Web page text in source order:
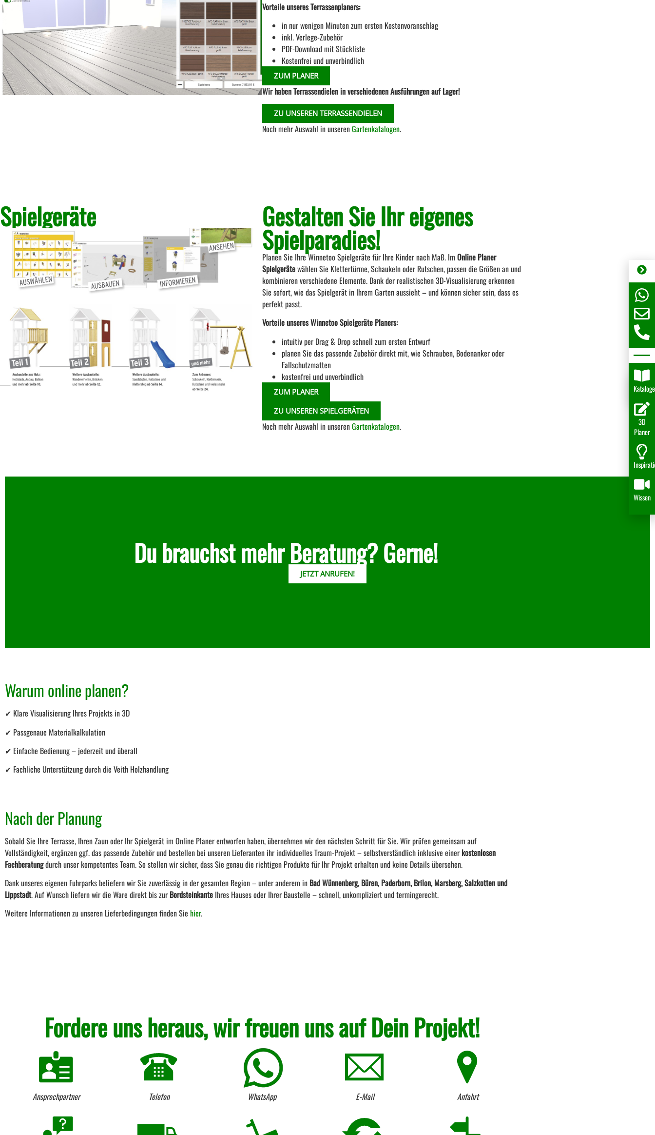
Vorteile unseres Terrassenplaners:
in nur wenigen Minuten zum ersten Kostenvoranschlag
inkl. Verlege-Zubehör
PDF-Download mit Stückliste
Kostenfrei und unverbindlich
ZUM PLANER
Wir haben Terrassendielen in verschiedenen Ausführungen auf Lager!
ZU UNSEREN TERRASSENDIELEN
Noch mehr Auswahl in unserenGartenkatalogen.
Spielgeräte Gestalten Sie Ihr eigenes
Spielparadies!
Planen Sie Ihre Winnetoo Spielgeräte für Ihre Kinder nach Maß. Im Online Planer
Spielgerätewählen Sie Klettertürme, Schaukeln oder Rutschen, passen die Größen an und
kombinieren verschiedene Elemente. Dank der realistischen 3D-Visualisierung erkennen
Sie sofort, wie das Spielgerät in Ihrem Garten aussieht – und können sicher sein, dass es
perfekt passt.
Vorteile unseres Winnetoo Spielgeräte Planers:
intuitiv per Drag & Drop schnell zum ersten Entwurf
planen Sie das passende Zubehör direkt mit, wie Schrauben, Bodenanker oder
Fallschutzmatten
kostenfrei und unverbindlich
ZUM PLANER
ZU UNSEREN SPIELGERÄTEN
Noch mehr Auswahl in unserenGartenkatalogen.
Du brauchst mehr Beratung? Gerne!
JETZT ANRUFEN!
Warum online planen?
✔ Klare Visualisierung Ihres Projekts in 3D
✔ Passgenaue Materialkalkulation
✔ Einfache Bedienung – jederzeit und überall
✔ Fachliche Unterstützung durch die Veith Holzhandlung
Nach der Planung
Sobald Sie Ihre Terrasse, Ihren Zaun oder Ihr Spielgerät im Online Planer entworfen haben, übernehmen wir den nächsten Schritt für Sie. Wir prüfen gemeinsam auf
Vollständigkeit, ergänzen ggf. das passende Zubehör und bestellen bei unseren Lieferanten ihr individuelles Traum-Projekt – selbstverständlich inklusive einer kostenlosen
Fachberatungdurch unser kompetentes Team. So stellen wir sicher, dass Sie genau die richtigen Produkte für Ihr Projekt erhalten und keine Details übersehen.
Dank unseres eigenen Fuhrparks beliefern wir Sie zuverlässig in der gesamten Region – unter anderem in Bad Wünnenberg, Büren, Paderborn, Brilon, Marsberg, Salzkotten und
Lippstadt. Auf Wunsch liefern wir die Ware direkt bis zur Bordsteinkante Ihres Hauses oder Ihrer Baustelle – schnell, unkompliziert und termingerecht.
Weitere Informationen zu unseren Lieferbedingungen finden Sie hier.
Fordere uns heraus, wir freuen uns auf Dein Projekt!
Ansprechpartner Telefon WhatsApp E-Mail Anfahrt
Kataloge
3D
Planer
Wissen